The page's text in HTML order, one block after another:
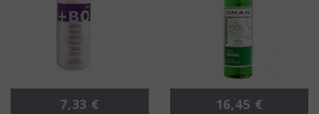
Precio
7,33 € Precio
16,45 €